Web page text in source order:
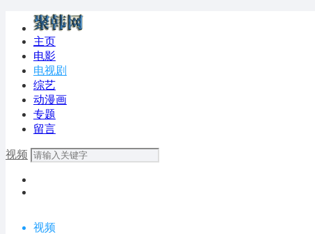
主页
电影
电视剧
综艺
动漫画
专题
留言
视频
视频